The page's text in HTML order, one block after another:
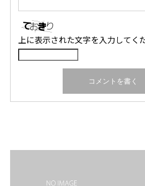
上に表示された文字を入力してく